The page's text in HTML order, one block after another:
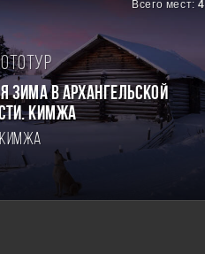
Всего мест:4
зима в Архангельской
Кимжа
Кимжа